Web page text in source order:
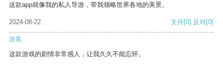
这款app就像我的私人导游，带我领略世界各地的美景。
2024-08-22 支持[0] 反对[0]
游客
这款游戏的剧情非常感人，让我久久不能忘怀。